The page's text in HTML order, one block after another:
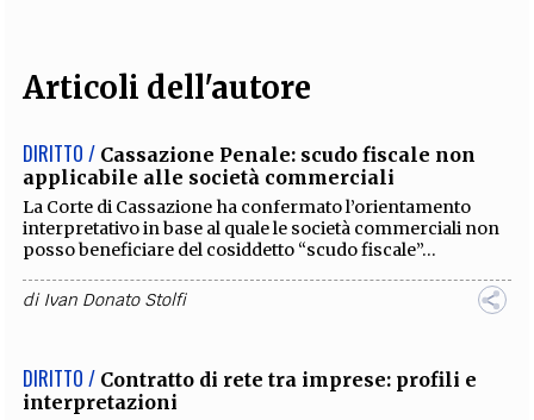
Articoli dell'autore
DIRITTO / Cassazione Penale: scudo fiscale non
applicabile alle società commerciali
La Corte di Cassazione ha confermato l’orientamento
interpretativo in base al quale le società commerciali non
posso beneficiare del cosiddetto “scudo fiscale”...
di Ivan Donato Stolfi
DIRITTO / Contratto di rete tra imprese: profili e
interpretazioni